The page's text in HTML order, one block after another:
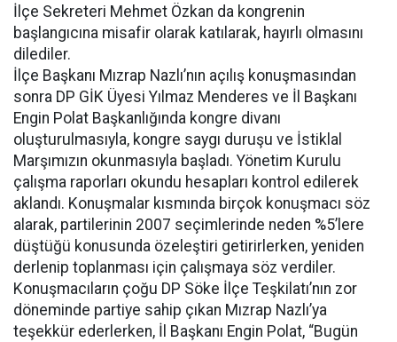
İlçe Sekreteri Mehmet Özkan da kongrenin
başlangıcına misafir olarak katılarak, hayırlı olmasını
dilediler.
İlçe Başkanı Mızrap Nazlı’nın açılış konuşmasından
sonra DP GİK Üyesi Yılmaz Menderes ve İl Başkanı
Engin Polat Başkanlığında kongre divanı
oluşturulmasıyla, kongre saygı duruşu ve İstiklal
Marşımızın okunmasıyla başladı. Yönetim Kurulu
çalışma raporları okundu hesapları kontrol edilerek
aklandı. Konuşmalar kısmında birçok konuşmacı söz
alarak, partilerinin 2007 seçimlerinde neden %5’lere
düştüğü konusunda özeleştiri getirirlerken, yeniden
derlenip toplanması için çalışmaya söz verdiler.
Konuşmacıların çoğu DP Söke İlçe Teşkilatı’nın zor
döneminde partiye sahip çıkan Mızrap Nazlı’ya
teşekkür ederlerken, İl Başkanı Engin Polat, “Bugün